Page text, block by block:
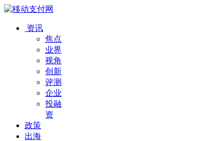
资讯
焦点
业界
视角
创新
评测
企业
投融
资
政策
出海